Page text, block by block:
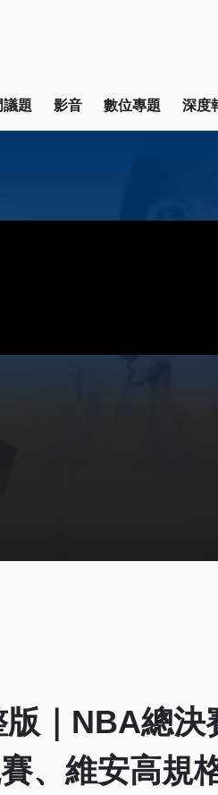
題 影音 數位專題 深度
｜NBA總決
、維安高規